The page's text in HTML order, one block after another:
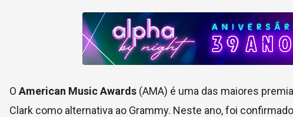
O American Music Awards (AMA) é uma das maiores
Clark como alternativa ao Grammy. Neste ano, foi